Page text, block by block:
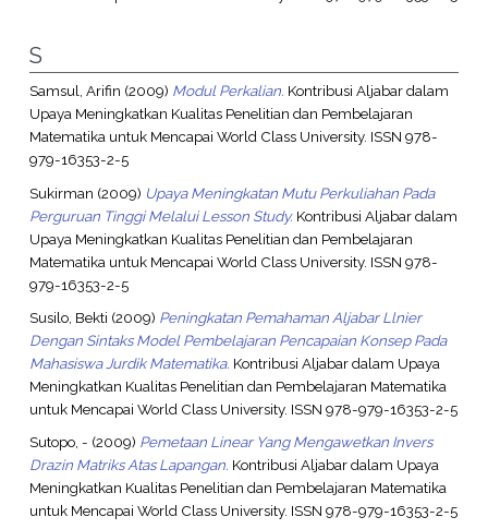
S
Samsul, Arifin (2009) Modul Perkalian. Kontribusi Aljabar dalam
Upaya Meningkatkan Kualitas Penelitian dan Pembelajaran
Matematika untuk Mencapai World Class University. ISSN 978-
979-16353-2-5
Sukirman (2009) Upaya Meningkatan Mutu Perkuliahan Pada
Perguruan Tinggi Melalui Lesson Study.Kontribusi Aljabar dalam
Upaya Meningkatkan Kualitas Penelitian dan Pembelajaran
Matematika untuk Mencapai World Class University. ISSN 978-
979-16353-2-5
Susilo, Bekti (2009) Peningkatan Pemahaman Aljabar Llnier
Dengan Sintaks Model Pembelajaran Pencapaian Konsep Pada
Mahasiswa Jurdik Matematika. Kontribusi Aljabar dalam Upaya
Meningkatkan Kualitas Penelitian dan Pembelajaran Matematika
untuk Mencapai World Class University. ISSN 978-979-16353-2-5
Sutopo, - (2009) Pemetaan Linear Yang Mengawetkan Invers
Drazin Matriks Atas Lapangan. Kontribusi Aljabar dalam Upaya
Meningkatkan Kualitas Penelitian dan Pembelajaran Matematika
untuk Mencapai World Class University. ISSN 978-979-16353-2-5